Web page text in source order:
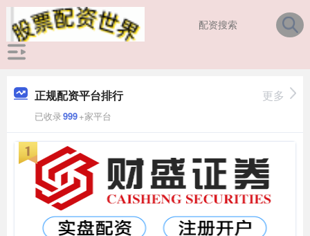
正规配资平台排行
已收录999+家平台
更多